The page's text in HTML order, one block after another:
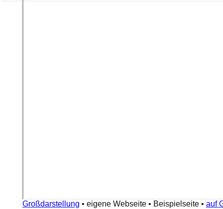
Großdarstellung • eigene Webseite • Beispielseite • auf